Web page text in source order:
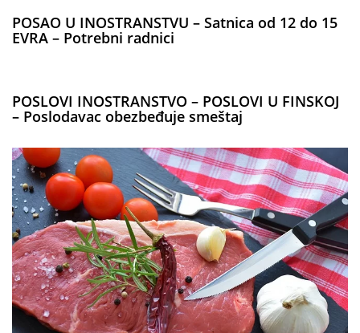
POSAO U INOSTRANSTVU – Satnica od 12 do 15
EVRA – Potrebni radnici
POSLOVI INOSTRANSTVO – POSLOVI U FINSKOJ
– Poslodavac obezbeđuje smeštaj